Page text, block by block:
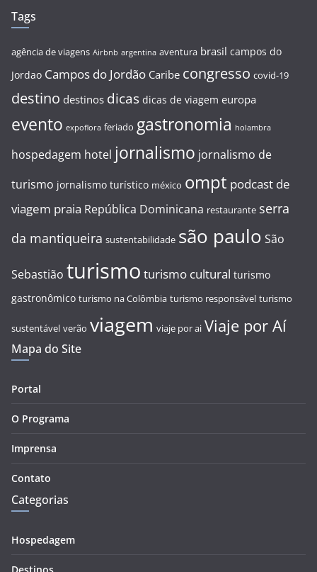
Tags
agência de viagens Airbnb argentina aventura brasil campos do
Jordao Campos do Jordão Caribe congresso covid-19
destino destinos dicas dicas de viagem europa
evento expoflora feriado gastronomia holambra
hospedagem hotel jornalismo jornalismo de
turismo jornalismo turístico méxico ompt podcast de
viagem praia República Dominicana restaurante serra
da mantiqueira sustentabilidade são paulo São
Sebastião turismo turismo cultural turismo
gastronômico turismo na Colômbia turismo responsável turismo
sustentável verão viagem viaje por ai Viaje por Aí
Mapa do Site
Portal
O Programa
Imprensa
Contato
Categorias
Hospedagem